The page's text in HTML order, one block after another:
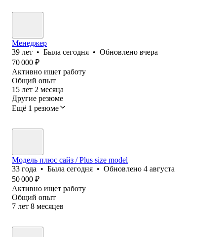
Менеджер
39 лет • Была сегодня • Обновлено вчера
70 000 ₽
Активно ищет работу
Общий опыт
15 лет 2 месяца
Другие резюме
Ещё 1 резюме
Модель плюс сайз / Plus size model
33 года • Была сегодня • Обновлено 4 августа
50 000 ₽
Активно ищет работу
Общий опыт
7 лет 8 месяцев